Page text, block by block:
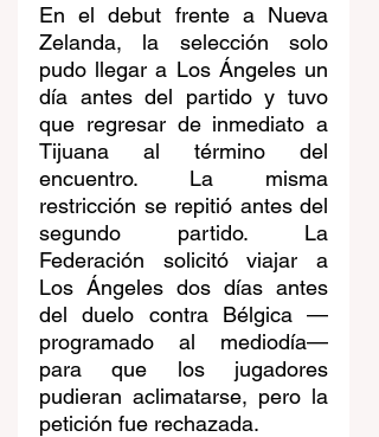
En el debut frente a Nueva
Zelanda, la selección solo
pudo llegar a Los Ángeles un
día antes del partido y tuvo
que regresar de inmediato a
Tijuana al término del
encuentro. La misma
restricción se repitió antes del
segundo partido. La
Federación solicitó viajar a
Los Ángeles dos días antes
del duelo contra Bélgica —
programado al mediodía—
para que los jugadores
pudieran aclimatarse, pero la
petición fue rechazada.